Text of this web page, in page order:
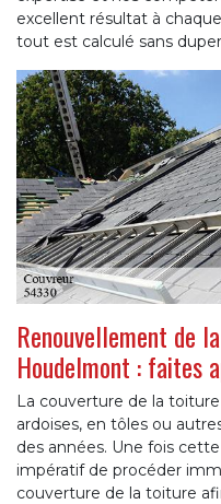
excellent résultat à
tout est calculé sans
Renouvellement de
Houdelmont : faites
La couverture de la
ardoises, en tôles ou
des années. Une fois
impératif de procéder
couverture de la toiture